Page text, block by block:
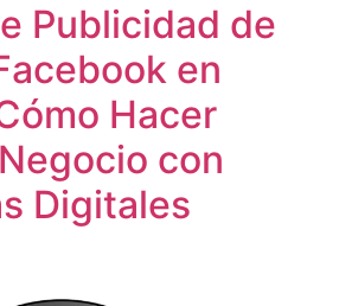
Publicidad de
en
Hacer
con
Digitales